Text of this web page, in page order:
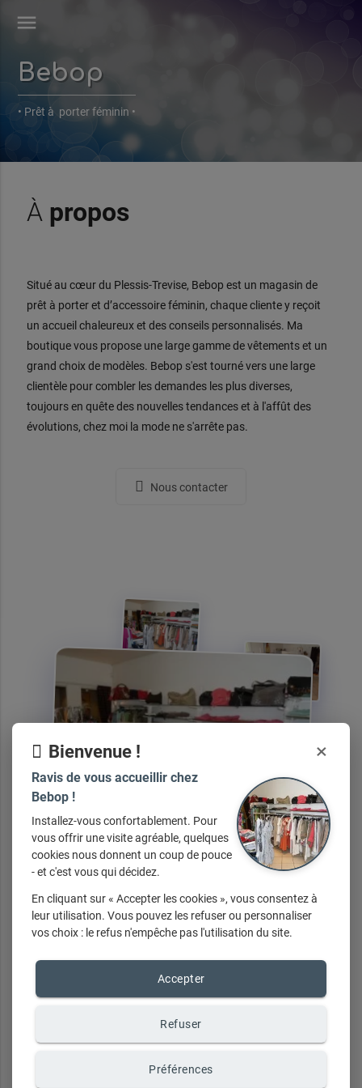
menu
Bebop
• Prêt à porter féminin •
À propos
Situé au cœur du Plessis-Trevise, Bebop est un magasin de
prêt à porter et d’accessoire féminin, chaque cliente y reçoit
un accueil chaleureux et des conseils personnalisés. Ma
boutique vous propose une large gamme de vêtements et un
grand choix de modèles. Bebop s'est tourné vers une large
clientèle pour combler les demandes les plus diverses,
toujours en quête des nouvelles tendances et à l'affût des
évolutions, chez moi la mode ne s'arrête pas.
Nous contacter
services
Bienvenue ! ×
Ravis de vous accueillir chez
Bebop !
Installez-vous confortablement. Pour
vous offrir une visite agréable, quelques
cookies nous donnent un coup de pouce
- et c'est vous qui décidez.
En cliquant sur « Accepter les cookies », vous consentez à
leur utilisation. Vous pouvez les refuser ou personnaliser
vos choix : le refus n'empêche pas l'utilisation du site.
Accepter
Refuser
Préférences